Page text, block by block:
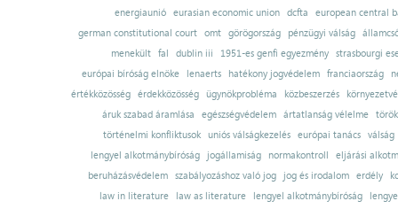
energiaunió eurasian economic union dcfta
european central
german constitutional court
omt görögország pénzügyi válság
menekült
fal dublin iii 1951-es genfi egyezmény
strasbourgi
európai bíróság elnöke
lenaerts hatékony jogvédelem franciaország
értékközösség
érdekközösség ügynökprobléma közbeszerzés
áruk szabad áramlása
egészségvédelem ártatlanság vélelme
történelmi konfliktusok uniós válságkezelés európai tanács válság
lengyel alkotmánybíróság
jogállamiság normakontroll
eljárási
beruházásvédelem
szabályozáshoz való jog jog és irodalom erdély
law in literature
law as literature lengyel alkotmánybíróság